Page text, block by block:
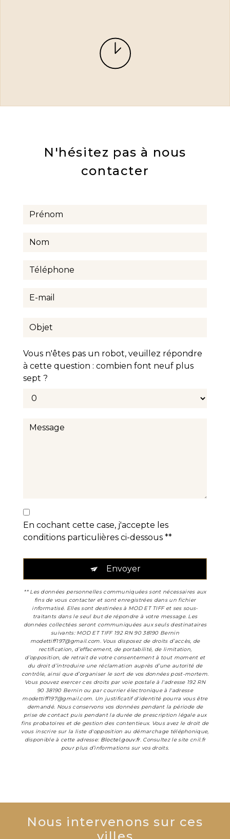
N'hésitez pas à nous
contacter
Vous n'êtes pas un robot, veuillez répondre
à cette question : combien font neuf plus
sept ?
En cochant cette case, j'accepte les
conditions particulières ci-dessous **
Envoyer
** Les données personnelles communiquées sont nécessaires aux
fins de vous contacter et sont enregistrées dans un fichier
informatisé. Elles sont destinées à MOD ET TIFF et ses sous-
traitants dans le seul but de répondre à votre message. Les
données collectées seront communiquées aux seuls destinataires
suivants: MOD ET TIFF 192 RN 90 38190 Bernin
modettiff197@gmail.com. Vous disposez de droits d’accès, de
rectification, d’effacement, de portabilité, de limitation,
d’opposition, de retrait de votre consentement à tout moment et
du droit d’introduire une réclamation auprès d’une autorité de
contrôle, ainsi que d’organiser le sort de vos données post-mortem.
Vous pouvez exercer ces droits par voie postale à l'adresse 192 RN
90 38190 Bernin ou par courrier électronique à l'adresse
modettiff197@gmail.com. Un justificatif d'identité pourra vous être
demandé. Nous conservons vos données pendant la période de
prise de contact puis pendant la durée de prescription légale aux
fins probatoires et de gestion des contentieux. Vous avez le droit de
vous inscrire sur la liste d'opposition au démarchage téléphonique,
disponible à cette adresse: Bloctel.gouv.fr. Consultez le site cnil.fr
pour plus d’informations sur vos droits.
Nous intervenons sur ces